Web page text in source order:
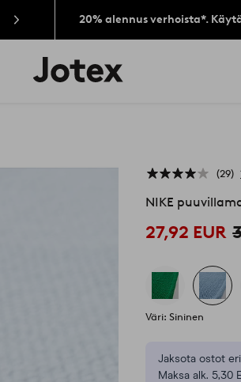
20% alennus verhoista*.
Jotex-
logo
29
NIKE
27,92 EUR
Väri: Sininen
Jaksota ostot
Maksa alk. 5,30